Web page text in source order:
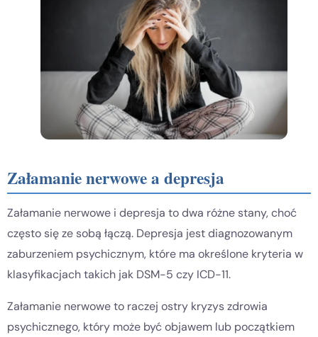
Załamanie nerwowe a depresja
Załamanie nerwowe i depresja to dwa różne stany, choć
często się ze sobą łączą. Depresja jest diagnozowanym
zaburzeniem psychicznym, które ma określone kryteria w
klasyfikacjach takich jak DSM-5 czy ICD-11.
Załamanie nerwowe to raczej ostry kryzys zdrowia
psychicznego, który może być objawem lub początkiem